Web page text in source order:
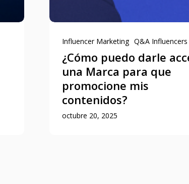
Influencer Marketing Q&A Influencers
¿Cómo puedo darle
una Marca para que
promocione mis
contenidos?
octubre 20, 2025